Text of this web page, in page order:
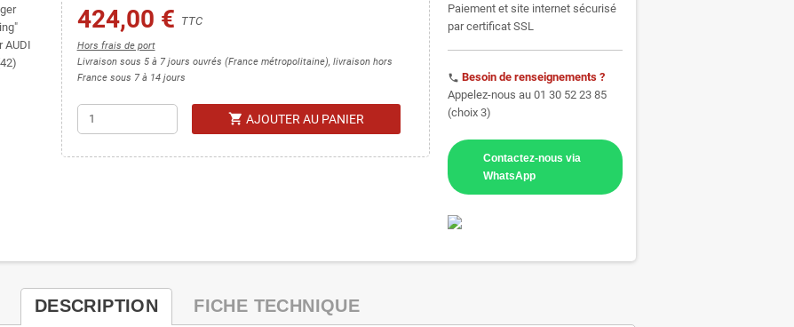
424,00 € TTC
Hors frais de port
Livraison sous 5 à 7 jours ouvrés (France métropolitaine), livraison hors
France sous 7 à 14 jours
shopping_cart AJOUTER AU PANIER
Paiement et site internet sécurisé
par certificat SSL
phone Besoin de renseignements ?
Appelez-nous au 01 30 52 23 85
(choix 3)
Contactez-nous via
WhatsApp
DESCRIPTION FICHE TECHNIQUE